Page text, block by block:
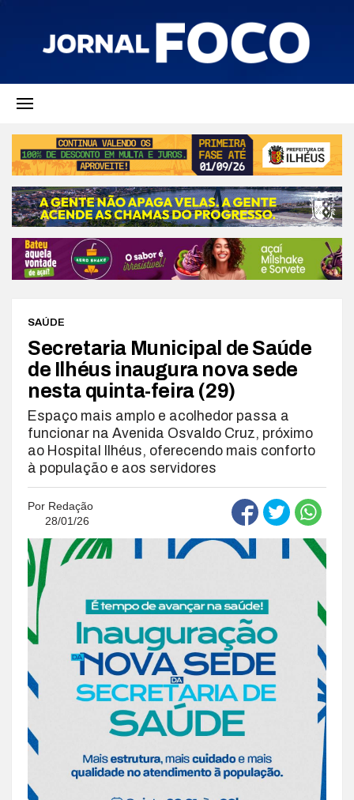
SAÚDE
Secretaria Municipal de Saúde
de Ilhéus inaugura nova sede
nesta quinta-feira (29)
Espaço mais amplo e acolhedor passa a
funcionar na Avenida Osvaldo Cruz, próximo
ao Hospital Ilhéus, oferecendo mais conforto
à população e aos servidores
Por Redação
28/01/26